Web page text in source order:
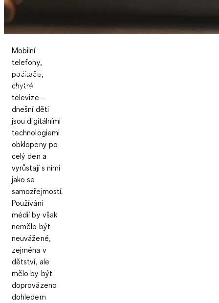
Mediální gramotnost a mediální
výchova v rodině
Mobilní
telefony,
počítače,
chytré
televize –
dnešní děti
jsou digitálními
technologiemi
obklopeny po
celý den a
vyrůstají s nimi
jako se
samozřejmostí.
Používání
médií by však
nemělo být
neuvážené,
zejména v
dětství, ale
mělo by být
doprovázeno
dohledem